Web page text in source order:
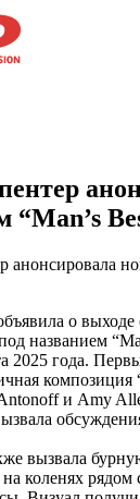
“Man’s
о выходе
названием
2025 года.
Antonoff и Amy
вызвала
коленях